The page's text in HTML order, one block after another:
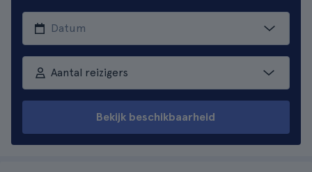
Aantal reizigers
Bekijk beschikbaarheid